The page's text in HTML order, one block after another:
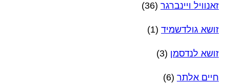
זאנוויל ויינברגר (36)
זושא גולדשמיד (1)
זושא לנדסמן (3)
חיים אלתר (6)